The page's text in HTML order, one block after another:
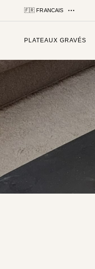
🇫🇷 FRANCAIS
PLATEAUX GRAVÉS
Tapez et appuyez sur entrée